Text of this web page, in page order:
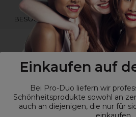
Einkaufen auf
Bei Pro-Duo liefern wir
Schönheitsprodukte sowohl an
auch an diejenigen, die nur für
*Du bist kein
BESUCHE
UNSERE WEBSEITE